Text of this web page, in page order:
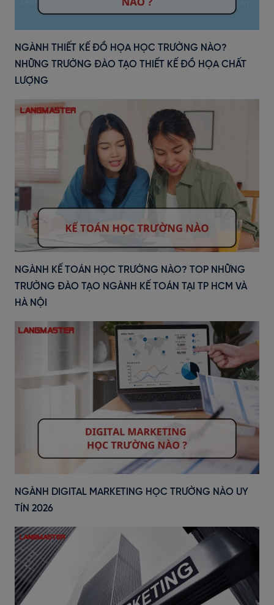
NGÀNH THIẾT KẾ ĐỒ HỌA HỌC TRƯỜNG NÀO?
NHỮNG TRƯỜNG ĐÀO TẠO THIẾT KẾ ĐỒ HỌA CHẤT
LƯỢNG
NGÀNH KẾ TOÁN HỌC TRƯỜNG NÀO? TOP NHỮNG
TRƯỜNG ĐÀO TẠO NGÀNH KẾ TOÁN TẠI TP HCM VÀ
HÀ NỘI
NGÀNH DIGITAL MARKETING HỌC TRƯỜNG NÀO UY
TÍN 2026